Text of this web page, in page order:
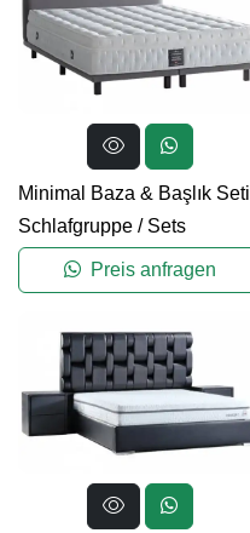
Minimal Baza & Başlık Seti
Schlafgruppe / Sets
Preis anfragen